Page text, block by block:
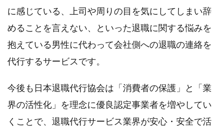
に感じている、上司や周りの目を気にしてしまい辞
めることを言えない、といった退職に関する悩みを
抱えている男性に代わって会社側への退職の連絡を
代行するサービスです。
今後も日本退職代行協会は「消費者の保護」と「業
界の活性化」を理念に優良認定事業者を増やしてい
くことで、退職代行サービス業界が安心・安全で活